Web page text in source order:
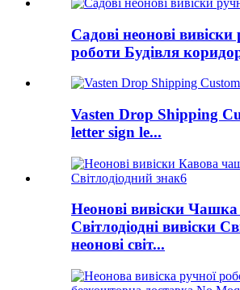
Садові неонові вивіски
роботи Будівля
Vasten Drop Shipping
letter sign le...
Неонові вивіски
Світлодіодні вивіски
неонові світ...